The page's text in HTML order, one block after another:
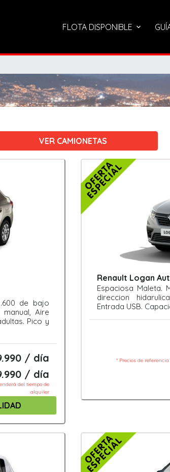
FLOTA DISPONIBLE
VER CAMIONETAS
de bajo
Aire
Pico y
/ día
/ día
del tiempo de
alquiler
Renault Logan
Espaciosa Maleta.
direccion
Entrada USB.
* Precios de